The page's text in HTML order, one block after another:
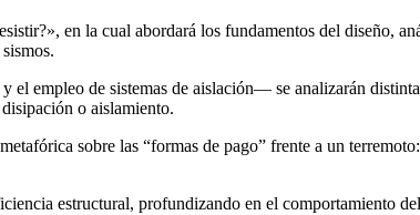
en la cual abordará los fundamentos del diseño,
empleo de sistemas de aislación— se analizarán
o aislamiento.
sobre las “formas de pago” frente a un
estructural, profundizando en el comportamiento